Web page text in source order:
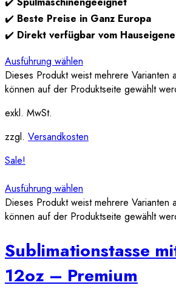
✔️ Beste Preise in Ganz Europa
✔️ Direkt verfügbar vom
Ausführung wählen
Dieses Produkt weist mehrere Varianten
können auf der Produktseite gewählt
exkl. MwSt.
zzgl. Versandkosten
Sale!
Ausführung wählen
Dieses Produkt weist mehrere Varianten
können auf der Produktseite gewählt
Sublimationstasse
12oz – Premium